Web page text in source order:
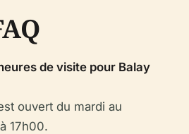
de visite pour Balay
ouvert du mardi au
17h00.